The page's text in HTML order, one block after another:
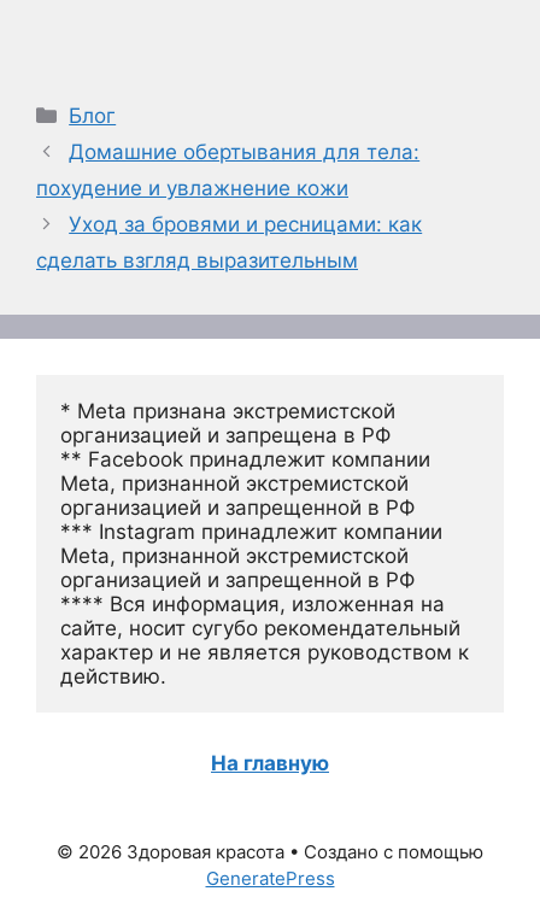
Рубрики
Блог
Домашние обертывания для тела:
похудение и увлажнение кожи
Уход за бровями и ресницами: как
сделать взгляд выразительным
* Meta признана экстремистской
организацией и запрещена в РФ
** Facebook принадлежит компании
Meta, признанной экстремистской
организацией и запрещенной в РФ
*** Instagram принадлежит компании
Meta, признанной экстремистской
организацией и запрещенной в РФ
**** Вся информация, изложенная на
сайте, носит сугубо рекомендательный
характер и не является руководством к
действию.
На главную
© 2026 Здоровая красота • Создано с помощью
GeneratePress